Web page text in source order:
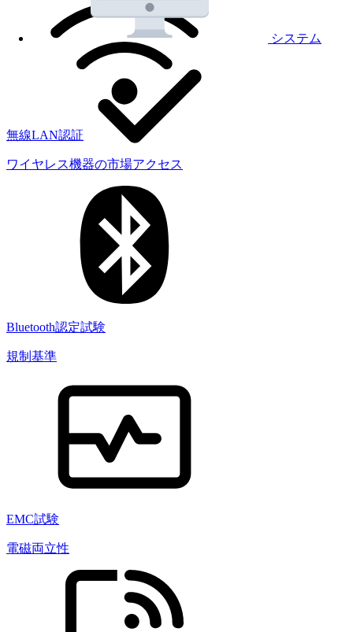
システム
無線LAN認証
ワイヤレス機器の市場アクセス
Bluetooth認定試験
規制基準
EMC試験
電磁両立性